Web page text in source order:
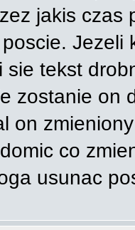
jakis czas
Jezeli
tekst
zostanie on
on
co
usunac